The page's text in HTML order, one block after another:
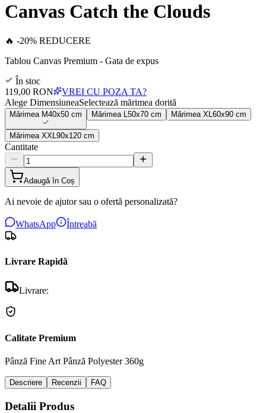
Canvas Catch the Clouds
🔥 -20% REDUCERE
Tablou Canvas Premium - Gata de expus
În stoc
119,00 RON
VREI CU POZA TA?
Alege DimensiuneaSelectează mărimea dorită
Mărimea M40x50 cm Mărimea 50x70 cm Mărimea XL 60x90 cm
Mărimea XXL 90x120 cm
Cantitate
Adaugă în Coș
Ai nevoie de ajutor sau o ofertă personalizată?
WhatsApp Întreabă
Livrare Rapidă
Livrare:
Calitate Premium
Pânză Fine Art Pânză Polyester 360g
Descriere Recenzii FAQ
Detalii Produs